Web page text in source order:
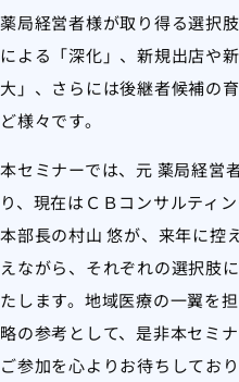
薬局経営者様が取り得る選択
による「深化」、新規出店や
大」、さらには後継者候補の
ど様々です。
本セミナーでは、元 薬局経営
り、現在はＣＢコンサルティ
本部長の村山 悠が、来年に控
えながら、それぞれの選択肢
たします。地域医療の一翼を
略の参考として、是非本セミ
ご参加を心よりお待ちしており